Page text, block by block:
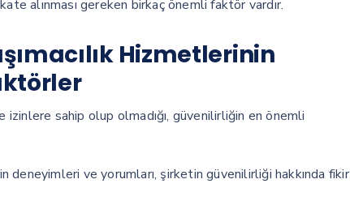
alınması gereken birkaç önemli faktör vardır.
Hizmetlerinin
izinlere sahip olup olmadığı, güvenilirliğin en önemli
deneyimleri ve yorumları, şirketin güvenilirliği hakkında fikir